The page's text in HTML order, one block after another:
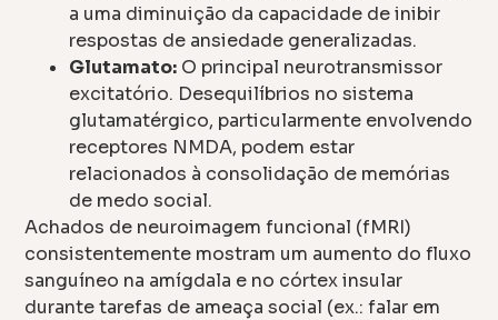
a uma diminuição da capacidade de inibir
respostas de ansiedade generalizadas.
Glutamato: O principal neurotransmissor
excitatório. Desequilíbrios no sistema
glutamatérgico, particularmente envolvendo
receptores NMDA, podem estar
relacionados à consolidação de memórias
de medo social.
Achados de neuroimagem funcional (fMRI)
consistentemente mostram um aumento do fluxo
sanguíneo na amígdala e no córtex insular
durante tarefas de ameaça social (ex.: falar em